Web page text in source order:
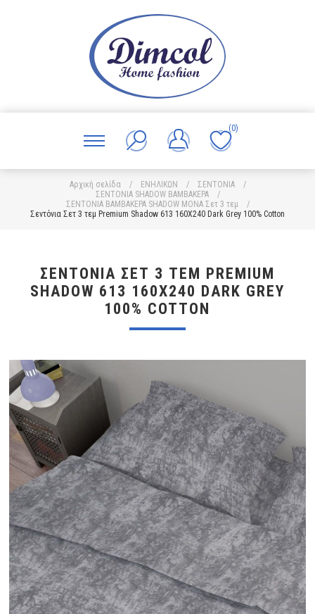
(0)
Αρχική σελίδα / ΕΝΗΛΙΚΩΝ / ΣΕΝΤΟΝΙΑ
/
ΣΕΝΤΟΝΙΑ SHADOW ΒΑΜΒΑΚΕΡΑ
/
ΣΕΝΤΟΝΙΑ ΒΑΜΒΑΚΕΡΑ SHADOW ΜΟΝΑ Σετ 3 τεμ
/
Σεντόνια Σετ 3 τεμ Premium Shadow 613 160X240 Dark Grey 100% Cotton
ΣΕΝΤΌΝΙΑ ΣΕΤ 3 ΤΕΜ PREMIUM
SHADOW 613 160X240 DARK GREY
100% COTTON